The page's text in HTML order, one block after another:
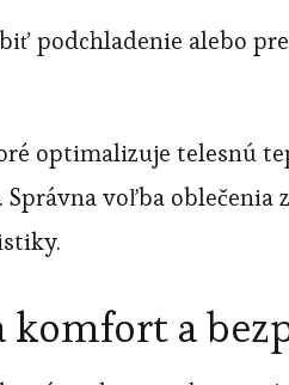
podchladenie alebo
optimalizuje telesnú
voľba oblečenia
komfort a